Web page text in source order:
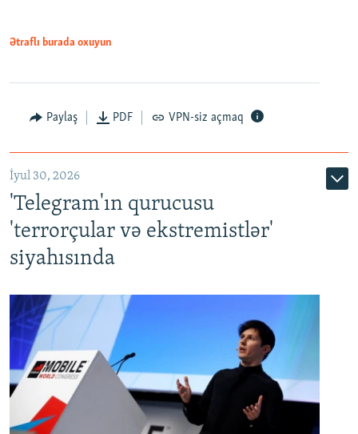
Ətraflı burada oxuyun
Paylaş PDF VPN-siz açmaq
İyul 30, 2026
'Telegram'ın qurucusu
'terrorçular və ekstremistlər'
siyahısında